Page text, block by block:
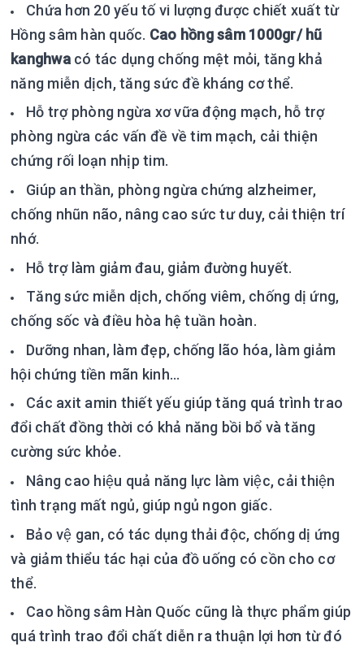
Chứa hơn 20 yếu tố vi lượng được chiết xuất từ
Hồng sâm hàn quốc. Cao hồng sâm 1000gr/ hũ
kanghwacó tác dụng chống mệt mỏi, tăng khả
năng miễn dịch, tăng sức đề kháng cơ thể.
Hỗ trợ phòng ngừa xơ vữa động mạch, hỗ trợ
phòng ngừa các vấn đề về tim mạch, cải thiện
chứng rối loạn nhịp tim.
Giúp an thần, phòng ngừa chứng alzheimer,
chống nhũn não, nâng cao sức tư duy, cải thiện trí
nhớ.
Hỗ trợ làm giảm đau, giảm đường huyết.
Tăng sức miễn dịch, chống viêm, chống dị ứng,
chống sốc và điều hòa hệ tuần hoàn.
Dưỡng nhan, làm đẹp, chống lão hóa, làm giảm
hội chứng tiền mãn kinh…
Các axit amin thiết yếu giúp tăng quá trình trao
đổi chất đồng thời có khả năng bồi bổ và tăng
cường sức khỏe.
Nâng cao hiệu quả năng lực làm việc, cải thiện
tình trạng mất ngủ, giúp ngủ ngon giấc.
Bảo vệ gan, có tác dụng thải độc, chống dị ứng
và giảm thiểu tác hại của đồ uống có cồn cho cơ
thể.
Cao hồng sâm Hàn Quốc cũng là thực phẩm giúp
quá trình trao đổi chất diễn ra thuận lợi hơn từ đó